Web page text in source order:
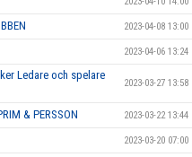
2023-04-08 13:00
2023-04-06 13:24
Ledare och spelare
2023-03-27 13:58
& PERSSON 2023-03-22 13:44
2023-03-20 07:00